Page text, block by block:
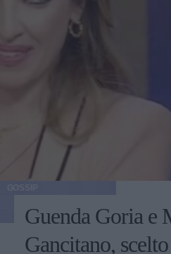
Guenda Goria e
Gancitano,